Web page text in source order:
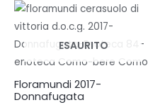
ESAURITO
Floramundi 2017-
Donnafugata